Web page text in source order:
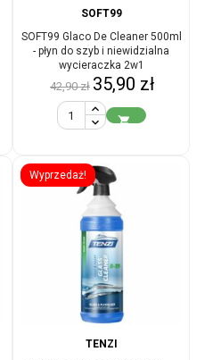
SOFT99
SOFT99 Glaco De Cleaner 500ml
- płyn do szyb i niewidzialna
wycieraczka 2w1
Cena
podstawowa
42,90 zł Cena
35,90 zł

Wyprzedaż!
TENZI